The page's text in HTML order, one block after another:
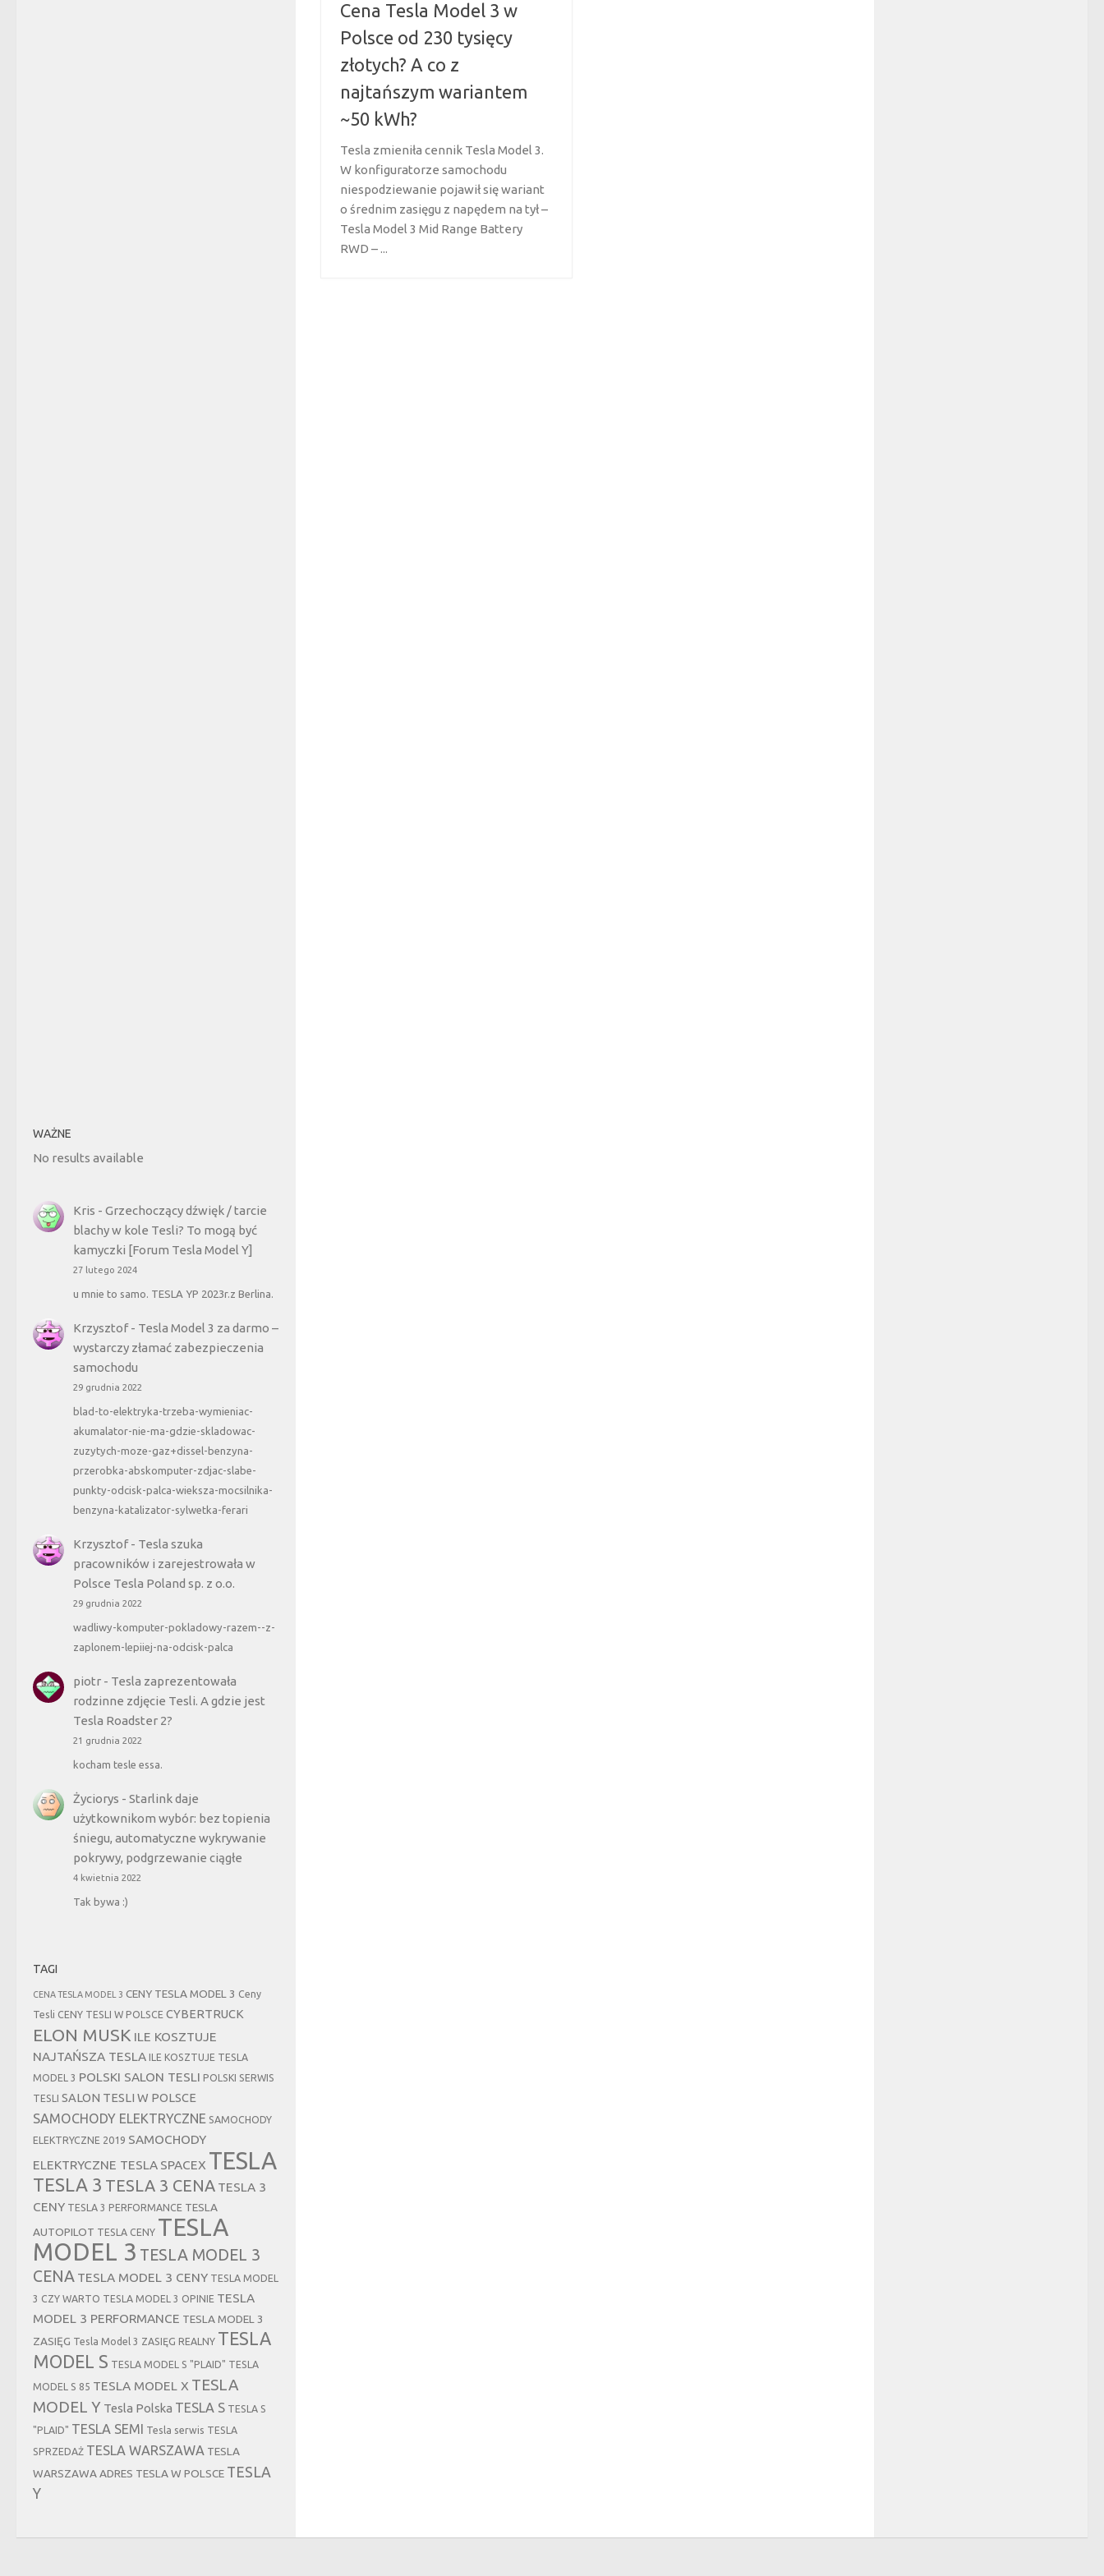
Cena Tesla Model 3 w
Polsce od 230 tysięcy
złotych? A co z
najtańszym wariantem
~50 kWh?
Tesla zmieniła cennik Tesla Model 3.
W konfiguratorze samochodu
niespodziewanie pojawił się wariant
o średnim zasięgu z napędem na tył –
Tesla Model 3 Mid Range Battery
RWD – ...
WAŻNE
No results available
Kris - Grzechoczący dźwięk / tarcie
blachy w kole Tesli? To mogą być
kamyczki [Forum Tesla Model Y]
27 lutego 2024
u mnie to samo. TESLA YP 2023r.z Berlina.
Krzysztof- Tesla Model 3 za darmo –
wystarczy złamać zabezpieczenia
samochodu
29 grudnia 2022
blad-to-elektryka-trzeba-wymieniac-
akumalator-nie-ma-gdzie-skladowac-
zuzytych-moze-gaz+dissel-benzyna-
przerobka-abskomputer-zdjac-slabe-
punkty-odcisk-palca-wieksza-mocsilnika-
benzyna-katalizator-sylwetka-ferari
Krzysztof- Tesla szuka
pracowników i zarejestrowała w
Polsce Tesla Poland sp. z o.o.
29 grudnia 2022
wadliwy-komputer-pokladowy-razem--z-
zaplonem-lepiiej-na-odcisk-palca
piotr- Tesla zaprezentowała
rodzinne zdjęcie Tesli. A gdzie jest
Tesla Roadster 2?
21 grudnia 2022
kocham tesle essa.
Życiorys - Starlink daje
użytkownikom wybór: bez topienia
śniegu, automatyczne wykrywanie
pokrywy, podgrzewanie ciągłe
4 kwietnia 2022
Tak bywa :)
TAGI
CENA TESLA MODEL 3 CENY TESLA MODEL 3 Ceny
Tesli CENY TESLI W POLSCE CYBERTRUCK
ELON MUSK ILE KOSZTUJE
NAJTAŃSZA TESLA
ILE KOSZTUJE TESLA
MODEL 3 POLSKI SALON TESLI POLSKI SERWIS
TESLI
SALON TESLI W POLSCE
SAMOCHODY ELEKTRYCZNE SAMOCHODY
ELEKTRYCZNE 2019 SAMOCHODY
ELEKTRYCZNE TESLA SPACEX TESLA
TESLA 3 TESLA 3 CENA TESLA 3
CENY TESLA 3 PERFORMANCE TESLA
AUTOPILOT TESLA CENY TESLA
MODEL 3 TESLA MODEL 3
CENA TESLA MODEL 3 CENY TESLA MODEL
3 CZY WARTO TESLA MODEL 3 OPINIE TESLA
MODEL 3 PERFORMANCE TESLA MODEL 3
ZASIĘG Tesla Model 3 ZASIĘG REALNY TESLA
MODEL S TESLA MODEL S "PLAID" TESLA
MODEL S 85 TESLA MODEL X TESLA
MODEL Y Tesla Polska TESLA S TESLA S
"PLAID" TESLA SEMI Tesla serwis TESLA
SPRZEDAŻ TESLA WARSZAWA TESLA
WARSZAWA ADRES TESLA W POLSCE TESLA
Y